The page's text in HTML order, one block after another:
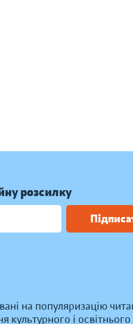
розсилку
на популяризацію
і освітнього